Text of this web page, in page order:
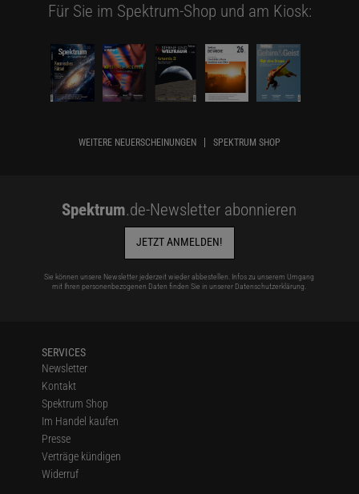
Für Sie im Spektrum-Shop und am Kiosk:
WEITERE NEUERSCHEINUNGEN SPEKTRUM SHOP
Spektrum.de-Newsletter abonnieren
JETZT ANMELDEN!
Sie können unsere Newsletter jederzeit wieder abbestellen. Infos zu unserem Umgang
mit Ihren personenbezogenen Daten finden Sie in unserer Datenschutzerklärung
SERVICES
Newsletter
Kontakt
Spektrum Shop
Im Handel kaufen
Presse
Verträge kündigen
Widerruf